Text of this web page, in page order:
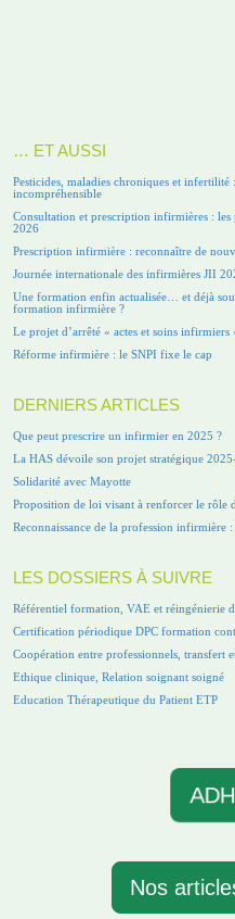
… ET AUSSI
Pesticides, maladies chroniques et infertilité
incompréhensible
Consultation et prescription infirmières : les
2026
Prescription infirmière : reconnaître de
Journée internationale des infirmières JII
Une formation enfin actualisée… et déjà
formation infirmière ?
Le projet d’arrêté « actes et soins
Réforme infirmière : le SNPI fixe le cap
DERNIERS ARTICLES
Que peut prescrire un infirmier en 2025 ?
La HAS dévoile son projet stratégique
Solidarité avec Mayotte
Proposition de loi visant à renforcer le rôle
Reconnaissance de la profession infirmière
LES DOSSIERS À SUIVRE
Référentiel formation, VAE et réingénierie
Certification périodique DPC formation
Coopération entre professionnels, transfert
Ethique clinique, Relation soignant soigné
Education Thérapeutique du Patient ETP
Nos